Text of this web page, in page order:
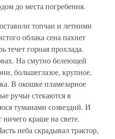
до места погребения.
топчан и летними
облака сена пахнет
течет горная прохлада.
На смутно белеющей
большеглазое, крупное,
В окошке пламезарное
ручьи стекаются в
туманами созвездий. И
краше на свете.
неба скрадывал трактор,